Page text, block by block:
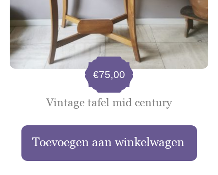
Vintage tafel mid century
€75,00
Toevoegen aan winkelwagen